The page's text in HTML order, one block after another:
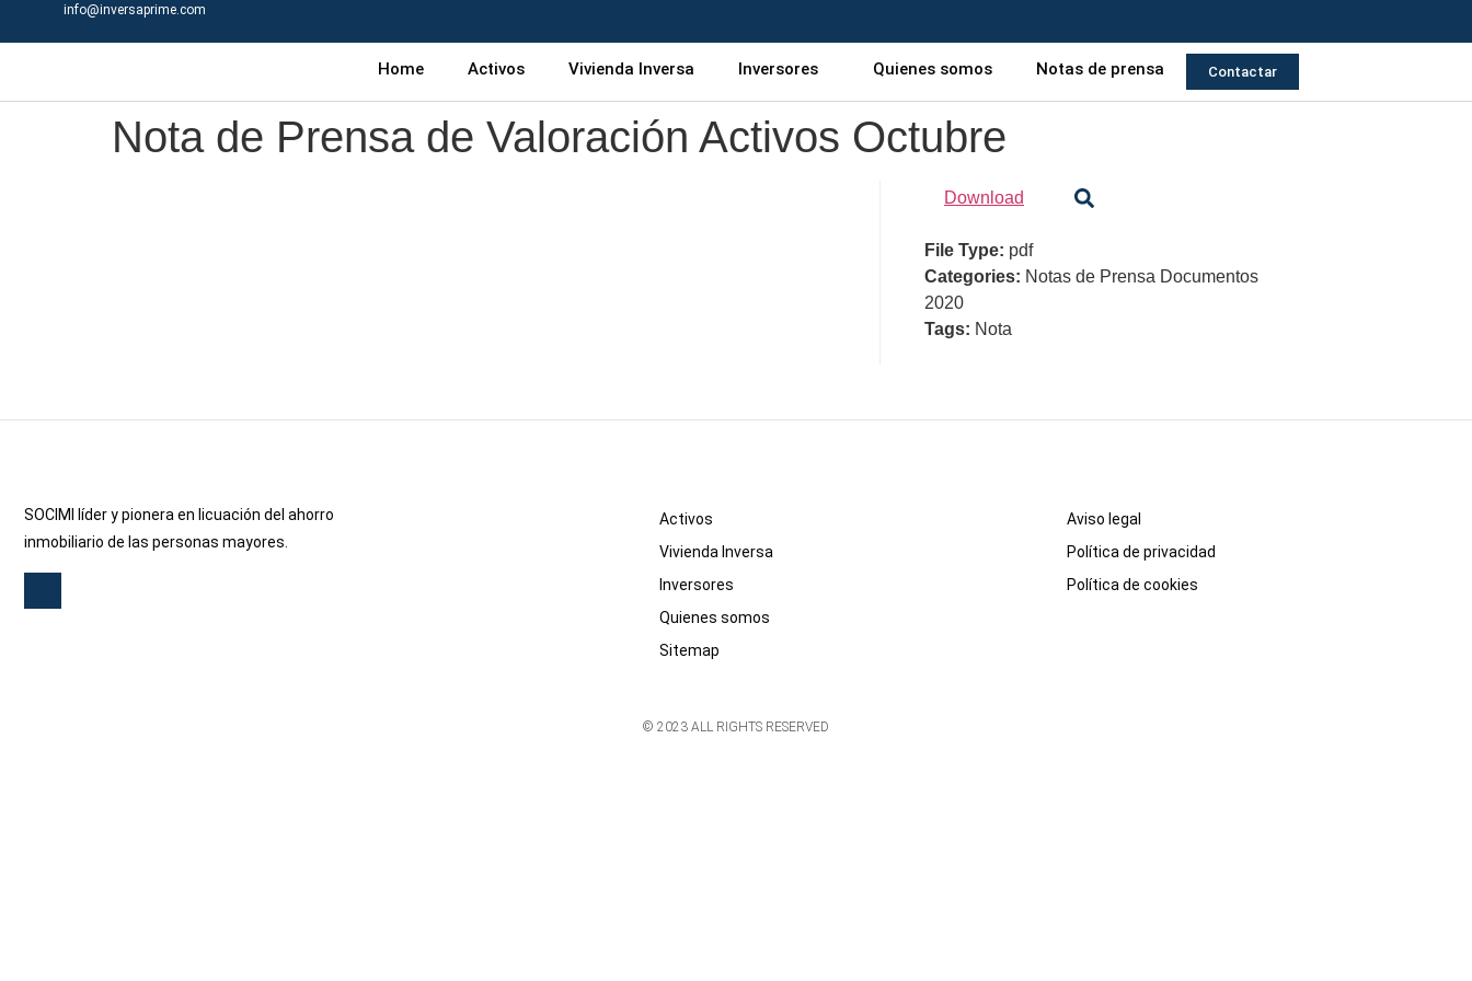
info@inversaprime.com
Home Activos Vivienda Inversa Inversores Quienes somos Notas de prensa Contactar
Nota de Prensa de Valoración Activos Octubre
Download
File Type: pdf
Categories: Notas de Prensa Documentos
2020
Tags: Nota
SOCIMI líder y pionera en licuación del ahorro
inmobiliario de las personas mayores.
Activos
Vivienda Inversa
Inversores
Quienes somos
Sitemap
Aviso legal
Política de privacidad
Política de cookies
© 2023 ALL RIGHTS RESERVED​